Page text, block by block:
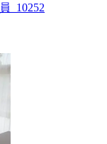
_10252